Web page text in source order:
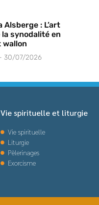
Alsberge : L’art
synodalité en
wallon
30/07/2026
Vie spirituelle et liturgie
Vie spirituelle
Liturgie
Pèlerinages
Exorcisme